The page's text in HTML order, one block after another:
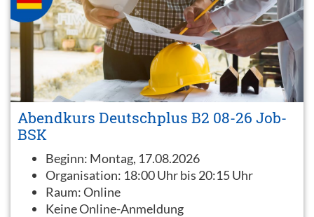
Abendkurs Deutschplus B2 08-26 Job-
BSK
Beginn: Montag, 17.08.2026
Organisation: 18:00 Uhr bis 20:15 Uhr
Raum:Online
Keine Online-Anmeldung